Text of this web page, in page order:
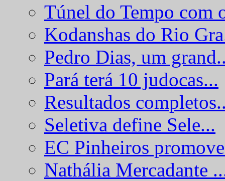
Túnel do Tempo com
Kodanshas do Rio
Pedro Dias, um
Pará terá 10 judocas...
Resultados
Seletiva define Sele...
EC Pinheiros
Nathália Mercadante